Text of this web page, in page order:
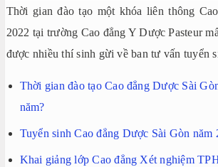
Thời gian đào tạo một khóa liên thông
2022 tại trường Cao đẳng Y Dược Pasteur
được nhiều thí sinh gừi về ban tư vấn tuyển
Thời gian đào tạo Cao đẳng Dược Sài
năm?
Tuyển sinh Cao đẳng Dược Sài Gòn năm
Khai giảng lớp Cao đẳng Xét nghiệm